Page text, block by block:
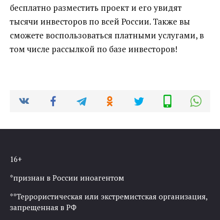
бесплатно разместить проект и его увидят
тысячи инвесторов по всей России. Также вы
сможете воспользоваться платными услугами, в
том числе рассылкой по базе инвесторов!
16+
*признан в России иноагентом
**Террористическая или экстремистская организация,
запрещенная в РФ